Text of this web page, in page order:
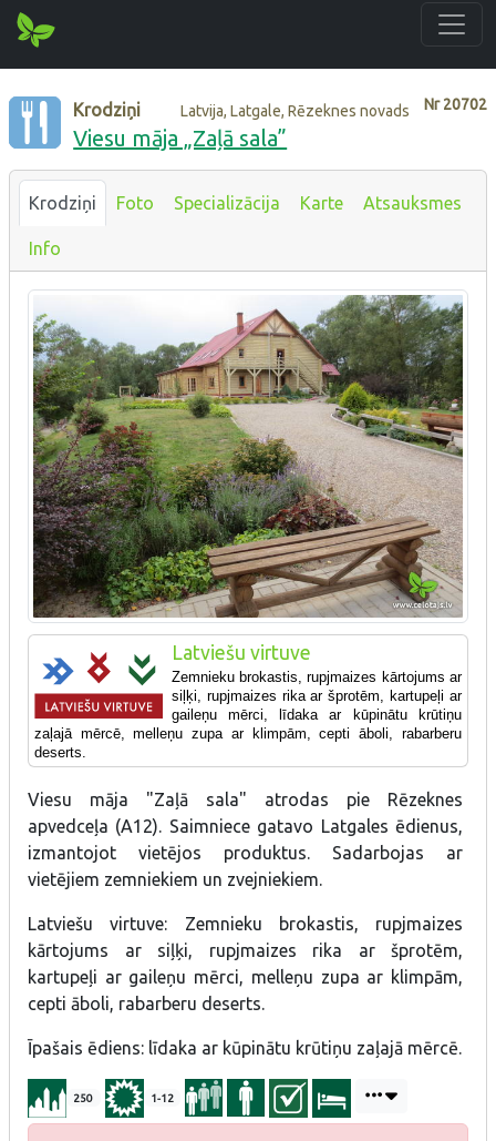
Nr20702
Krodziņi Latvija, Latgale, Rēzeknes novads
Viesu māja „Zaļā sala”
Krodziņi Foto Specializācija Karte Atsauksmes
Info
Latviešu virtuve
Zemnieku brokastis, rupjmaizes kārtojums ar
siļķi, rupjmaizes rika ar šprotēm, kartupeļi ar
gaileņu mērci, līdaka ar kūpinātu krūtiņu
zaļajā mērcē, melleņu zupa ar klimpām, cepti āboli, rabarberu
deserts.
Viesu māja "Zaļā sala" atrodas pie Rēzeknes
apvedceļa (A12). Saimniece gatavo Latgales ēdienus,
izmantojot vietējos produktus. Sadarbojas ar
vietējiem zemniekiem un zvejniekiem.
Latviešu virtuve: Zemnieku brokastis, rupjmaizes
kārtojums ar siļķi, rupjmaizes rika ar šprotēm,
kartupeļi ar gaileņu mērci, melleņu zupa ar klimpām,
cepti āboli, rabarberu deserts.
Īpašais ēdiens: līdaka ar kūpinātu krūtiņu zaļajā mērcē.
250 1-12